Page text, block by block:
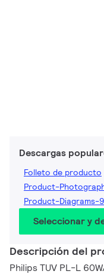
Descargas
Folleto de producto
Product-
Product-Diagrams-
Seleccionar y
Descripción del
Philips TUV PL-L